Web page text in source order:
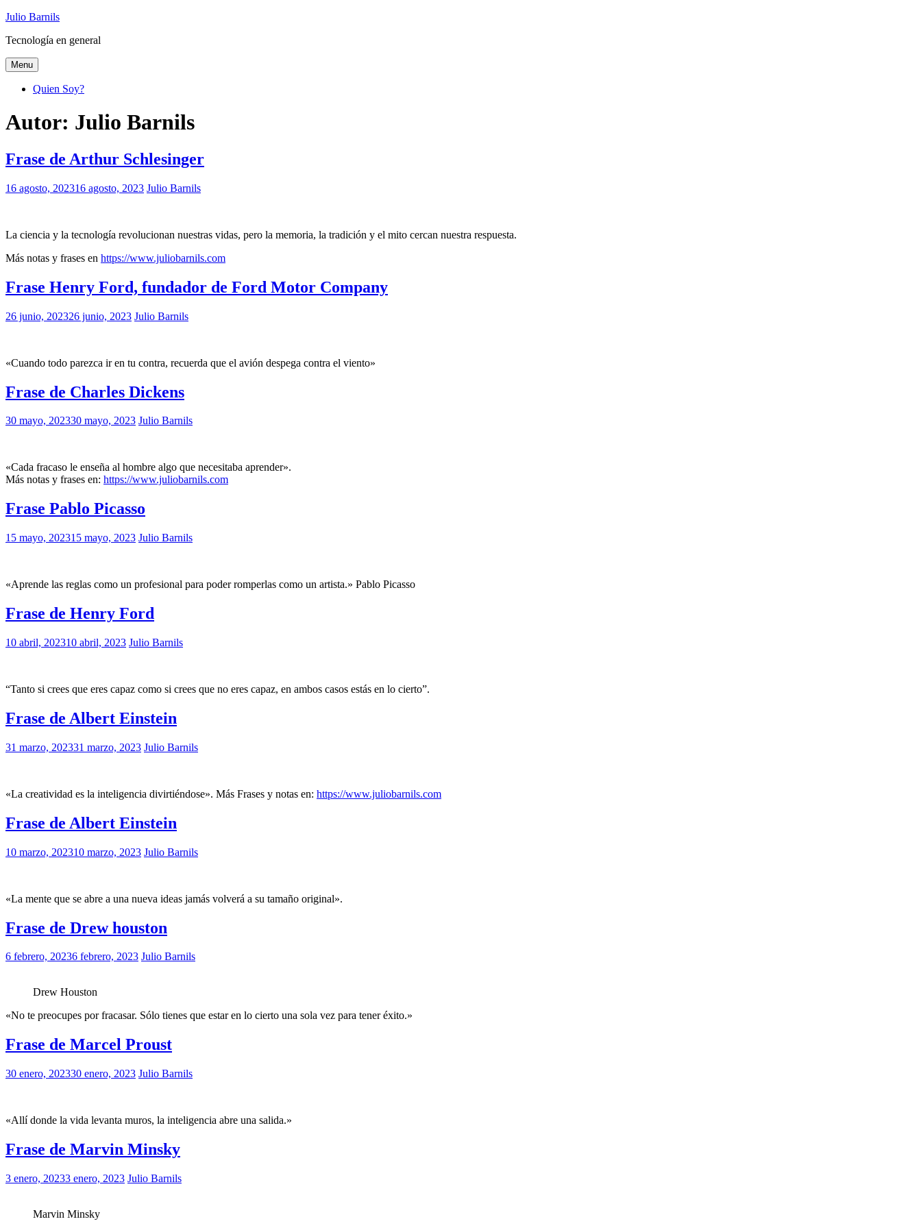
Ir
contenido
Julio Barnils
Tecnología en general
Menu
Quien Soy?
Autor: Julio Barnils
Frase de Arthur Schlesinger
16 agosto, 202316 agosto, 2023 Julio Barnils
La ciencia y la tecnología revolucionan nuestras vidas, pero la memoria, la tradición y el mito cercan nuestra respuesta.
Más notas y frases en https://www.juliobarnils.com
Frase Henry Ford, fundador de Ford Motor Company
26 junio, 202326 junio, 2023 Julio Barnils
«Cuando todo parezca ir en tu contra, recuerda que el avión despega contra el viento»
Frase de Charles Dickens
30 mayo, 202330 mayo, 2023 Julio Barnils
«Cada fracaso le enseña al hombre algo que necesitaba aprender».
Más notas y frases en: https://www.juliobarnils.com
Frase Pablo Picasso
15 mayo, 202315 mayo, 2023 Julio Barnils
«Aprende las reglas como un profesional para poder romperlas como un artista.» Pablo Picasso
Frase de Henry Ford
10 abril, 202310 abril, 2023 Julio Barnils
“Tanto si crees que eres capaz como si crees que no eres capaz, en ambos casos estás en lo cierto”.
Frase de Albert Einstein
31 marzo, 202331 marzo, 2023 Julio Barnils
«La creatividad es la inteligencia divirtiéndose». Más Frases y notas en: https://www.juliobarnils.com
Frase de Albert Einstein
10 marzo, 202310 marzo, 2023 Julio Barnils
«La mente que se abre a una nueva ideas jamás volverá a su tamaño original».
Frase de Drew houston
6 febrero, 20236 febrero, 2023 Julio Barnils
Drew Houston
«No te preocupes por fracasar. Sólo tienes que estar en lo cierto una sola vez para tener éxito.»
Frase de Marcel Proust
30 enero, 202330 enero, 2023 Julio Barnils
«Allí donde la vida levanta muros, la inteligencia abre una salida.»
Frase de Marvin Minsky
3 enero, 20233 enero, 2023 Julio Barnils
Marvin Minsky